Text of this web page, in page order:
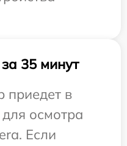
35 минут
приедет в
осмотра
Если